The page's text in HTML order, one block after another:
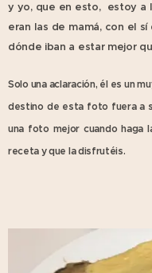
y yo, que en esto, estoy a
eran las de mamá, con el
dónde iban a estar mejor
Solo una aclaración, él es un
destino de esta foto fuera a
una foto mejor cuando haga
receta y que la disfrutéis.